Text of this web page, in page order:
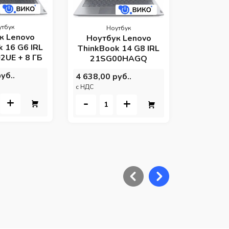
Lenovo
16 G6 IRL
+ 8 ГБ
+
Ноутбук
Ноутбук Lenovo
ThinkBook 14 G8 IRL
21SG00HAGQ
4 638,00 руб..
c НДС
- +